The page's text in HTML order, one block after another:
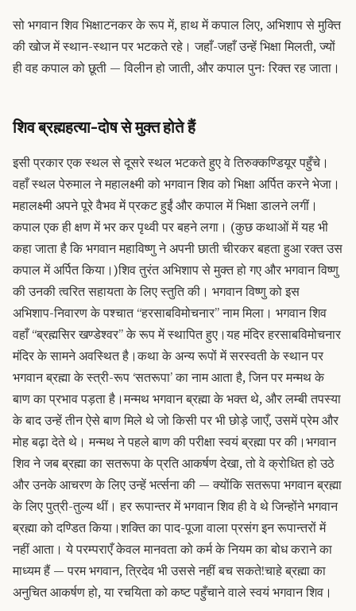
सो भगवान शिव भिक्षाटनकर के रूप में, हाथ में कपाल लिए, अभिशाप से मुक्ति
की खोज में स्थान-स्थान पर भटकते रहे। जहाँ-जहाँ उन्हें भिक्षा मिलती, ज्यों
ही वह कपाल को छूती — विलीन हो जाती, और कपाल पुनः रिक्त रह जाता।
शिव ब्रह्महत्या-दोष से मुक्त होते हैं
इसी प्रकार एक स्थल से दूसरे स्थल भटकते हुए वे तिरुक्कण्डियूर पहुँचे।
वहाँ स्थल पेरुमाल ने महालक्ष्मी को भगवान शिव को भिक्षा अर्पित करने भेजा।
महालक्ष्मी अपने पूरे वैभव में प्रकट हुईं और कपाल में भिक्षा डालने लगीं।
कपाल एक ही क्षण में भर कर पृथ्वी पर बहने लगा। (कुछ कथाओं में यह भी
कहा जाता है कि भगवान महाविष्णु ने अपनी छाती चीरकर बहता हुआ रक्त उस
कपाल में अर्पित किया।)शिव तुरंत अभिशाप से मुक्त हो गए और भगवान विष्णु
की उनकी त्वरित सहायता के लिए स्तुति की। भगवान विष्णु को इस
अभिशाप-निवारण के पश्चात “हरसाबविमोचनार” नाम मिला। भगवान शिव
वहाँ “ब्रह्मसिर खण्डेश्वर” के रूप में स्थापित हुए।यह मंदिर हरसाबविमोचनार
मंदिर के सामने अवस्थित है।कथा के अन्य रूपों में सरस्वती के स्थान पर
भगवान ब्रह्मा के स्त्री-रूप ‘सतरूपा’ का नाम आता है, जिन पर मन्मथ के
बाण का प्रभाव पड़ता है।मन्मथ भगवान ब्रह्मा के भक्त थे, और लम्बी तपस्या
के बाद उन्हें तीन ऐसे बाण मिले थे जो किसी पर भी छोड़े जाएँ, उसमें प्रेम और
मोह बढ़ा देते थे। मन्मथ ने पहले बाण की परीक्षा स्वयं ब्रह्मा पर की।भगवान
शिव ने जब ब्रह्मा का सतरूपा के प्रति आकर्षण देखा, तो वे क्रोधित हो उठे
और उनके आचरण के लिए उन्हें भर्त्सना की — क्योंकि सतरूपा भगवान ब्रह्मा
के लिए पुत्री-तुल्य थीं। हर रूपान्तर में भगवान शिव ही वे थे जिन्होंने भगवान
ब्रह्मा को दण्डित किया।शक्ति का पाद-पूजा वाला प्रसंग इन रूपान्तरों में
नहीं आता। ये परम्पराएँ केवल मानवता को कर्म के नियम का बोध कराने का
माध्यम हैं — परम भगवान, त्रिदेव भी उससे नहीं बच सकते!चाहे ब्रह्मा का
अनुचित आकर्षण हो, या रचयिता को कष्ट पहुँचाने वाले स्वयं भगवान शिव।